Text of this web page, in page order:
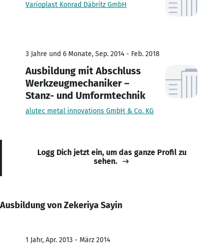
Varioplast Konrad Däbritz GmbH
3 Jahre und 6 Monate, Sep. 2014 - Feb. 2018
Ausbildung mit Abschluss
Werkzeugmechaniker –
Stanz- und Umformtechnik
alutec metal innovations GmbH & Co. KG
Logg Dich jetzt ein, um das ganze Profil zu
sehen.
Ausbildung von Zekeriya Sayin
1 Jahr, Apr. 2013 - März 2014